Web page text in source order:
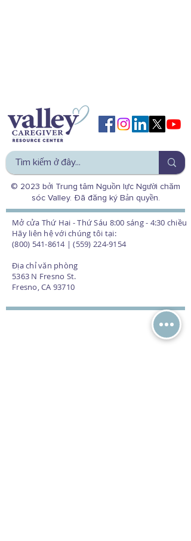
© 2023 bởi Trung tâm Nguồn lực Người chăm
sóc Valley. Đã đăng ký Bản quyền.
Mở cửa Thứ Hai - Thứ Sáu 8:00 sáng - 4:30 chiều
Hãy liên hệ với chúng tôi tại:
(800) 541-8614 | (559) 224-9154
Địa chỉ văn phòng
5363 N Fresno St.
Fresno, CA 93710